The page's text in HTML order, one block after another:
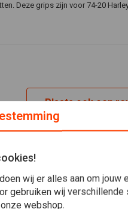
Deze grips zijn voor 74-20
Plaats ook een
wij er alles aan om
gebruiken wij
webshop.